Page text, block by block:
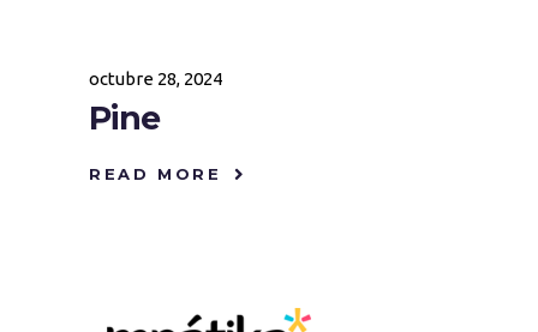
octubre 28, 2024
Pine
READ MORE